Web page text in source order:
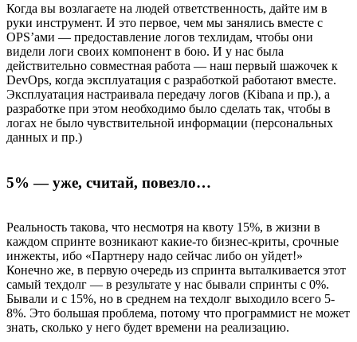
Когда вы возлагаете на людей ответственность, дайте им в
руки инструмент. И это первое, чем мы занялись вместе с
OPS’ами — предоставление логов техлидам, чтобы они
видели логи своих компонент в бою. И у нас была
действительно совместная работа — наш первый шажочек к
DevOps, когда эксплуатация с разработкой работают вместе.
Эксплуатация настраивала передачу логов (Kibana и пр.), а
разработке при этом необходимо было сделать так, чтобы в
логах не было чувствительной информации (персональных
данных и пр.)
5% — уже, считай, повезло…
Реальность такова, что несмотря на квоту 15%, в жизни в
каждом спринте возникают какие-то бизнес-криты, срочные
инжекты, ибо «Партнеру надо сейчас либо он уйдет!»
Конечно же, в первую очередь из спринта выталкивается этот
самый техдолг — в результате у нас бывали спринты с 0%.
Бывали и с 15%, но в среднем на техдолг выходило всего 5-
8%. Это большая проблема, потому что программист не может
знать, сколько у него будет времени на реализацию.